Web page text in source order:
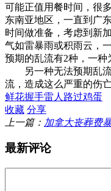
可能正值用餐时间，很
东南亚地区，一直到广
时间做准备，考虑到新
气如雷暴雨或积雨云，
预期的乱流有2种，一
另一种无法预期乱流
流，造成这么严重的伤亡
鲜花握手雷人 路过鸡蛋
收藏 分享
上一篇： 加拿大丧葬费
最新评论